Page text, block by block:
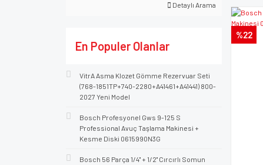
Detaylı Arama
En Populer Olanlar
VitrA Asma Klozet Gömme Rezervuar Seti
(768-1851TP+740-2280+A41461+A41441) 800-
2027 Yeni Model
Bosch Profesyonel Gws 9-125 S
Professional Avuç Taşlama Makinesi +
Kesme Diski 0615990N3G
Bosch 56 Parça 1/4'' + 1/2'' Cırcırlı Somun
%22